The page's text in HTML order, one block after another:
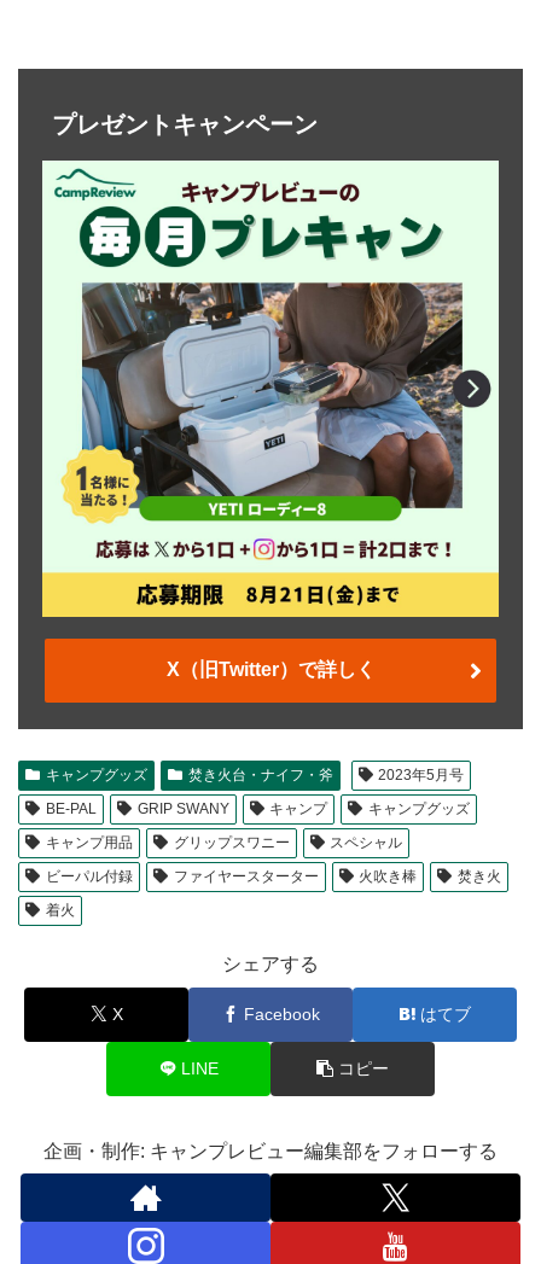
プレゼントキャンペーン
X（旧Twitter）で詳しく
キャンプグッズ 焚き火台・ナイフ・斧
2023年5月号
BE-PAL
GRIP SWANY キャンプ
キャンプグッズ
キャンプ用品
グリップスワニー
スペシャル
ビーパル付録
ファイヤースターター 火吹き棒
焚き火
着火
シェアする
X Facebook はてブ
LINE コピー
企画・制作: キャンプレビュー編集部をフォローする